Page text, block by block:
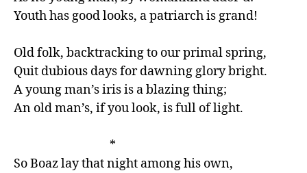
Youth has good looks, a patriarch is grand!
Old folk, backtracking to our primal spring,
Quit dubious days for dawning glory bright.
A young man’s iris is a blazing thing;
An old man’s, if you look, is full of light.
So Boaz lay that night among his own,